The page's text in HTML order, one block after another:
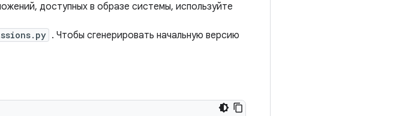
доступных в образе системы, используйте
. Чтобы сгенерировать начальную версию